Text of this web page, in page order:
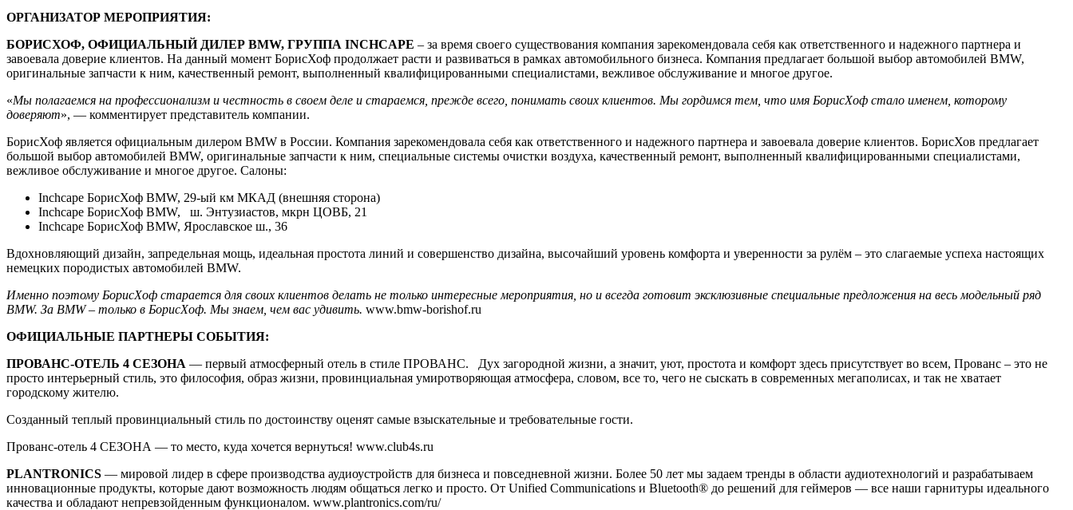
ОРГАНИЗАТОР МЕРОПРИЯТИЯ:
БОРИСХОФ, ОФИЦИАЛЬНЫЙ ДИЛЕР BMW, ГРУППА INCHCAPE – за время своего существования компания зарекомендовала себя как ответственного и надежного партнера и
завоевала доверие клиентов. На данный момент БорисХоф продолжает расти и развиваться в рамках автомобильного бизнеса. Компания предлагает большой выбор автомобилей BMW,
оригинальные запчасти к ним, качественный ремонт, выполненный квалифицированными специалистами, вежливое обслуживание и многое другое.
«Мы полагаемся на профессионализм и честность в своем деле и стараемся, прежде всего, понимать своих клиентов. Мы гордимся тем, что имя БорисХоф стало именем, которому
доверяют», — комментирует представитель компании.
БорисХоф является официальным дилером BMW в России. Компания зарекомендовала себя как ответственного и надежного партнера и завоевала доверие клиентов. БорисХов предлагает
большой выбор автомобилей BMW, оригинальные запчасти к ним, специальные системы очистки воздуха, качественный ремонт, выполненный квалифицированными специалистами,
вежливое обслуживание и многое другое. Салоны:
Inchcape БорисХоф BMW, 29-ый км МКАД (внешняя сторона)
Inchcape БорисХоф BMW, ш. Энтузиастов, мкрн ЦОВБ, 21
Inchcape БорисХоф BMW, Ярославское ш., 36
Вдохновляющий дизайн, запредельная мощь, идеальная простота линий и совершенство дизайна, высочайший уровень комфорта и уверенности за рулём – это слагаемые успеха настоящих
немецких породистых автомобилей BMW.
Именно поэтому БорисХоф старается для своих клиентов делать не только интересные мероприятия, но и всегда готовит эксклюзивные специальные предложения на весь модельный ряд
BMW. За BMW – только в БорисХоф. Мы знаем, чем вас удивить. www.bmw-borishof.ru
ОФИЦИАЛЬНЫЕ ПАРТНЕРЫ СОБЫТИЯ:
ПРОВАНС-ОТЕЛЬ 4 СЕЗОНА — первый атмосферный отель в стиле ПРОВАНС. Дух загородной жизни, а значит, уют, простота и комфорт здесь присутствует во всем, Прованс – это не
просто интерьерный стиль, это философия, образ жизни, провинциальная умиротворяющая атмосфера, словом, все то, чего не сыскать в современных мегаполисах, и так не хватает
городскому жителю.
Созданный теплый провинциальный стиль по достоинству оценят самые взыскательные и требовательные гости.
Прованс-отель 4 СЕЗОНА — то место, куда хочется вернуться! www.club4s.ru
PLANTRONICS — мировой лидер в сфере производства аудиоустройств для бизнеса и повседневной жизни. Более 50 лет мы задаем тренды в области аудиотехнологий и разрабатываем
инновационные продукты, которые дают возможность людям общаться легко и просто. От Unified Communications и Bluetooth® до решений для геймеров — все наши гарнитуры идеального
качества и обладают непревзойденным функционалом. www.plantronics.com/ru/